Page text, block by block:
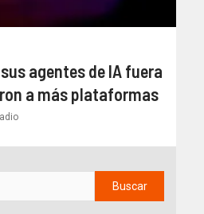
agentes de IA fuera
a más plataformas